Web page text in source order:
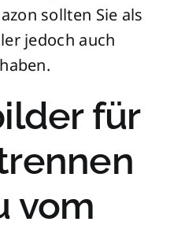
sollten Sie als
jedoch auch
für
vom